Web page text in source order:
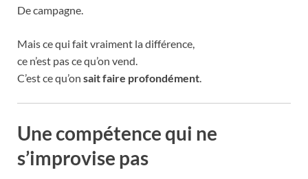
De campagne.
Mais ce qui fait vraiment la différence,
ce n’est pas ce qu’on vend.
C’est ce qu’on sait faire profondément
Une compétence qui ne
s’improvise pas